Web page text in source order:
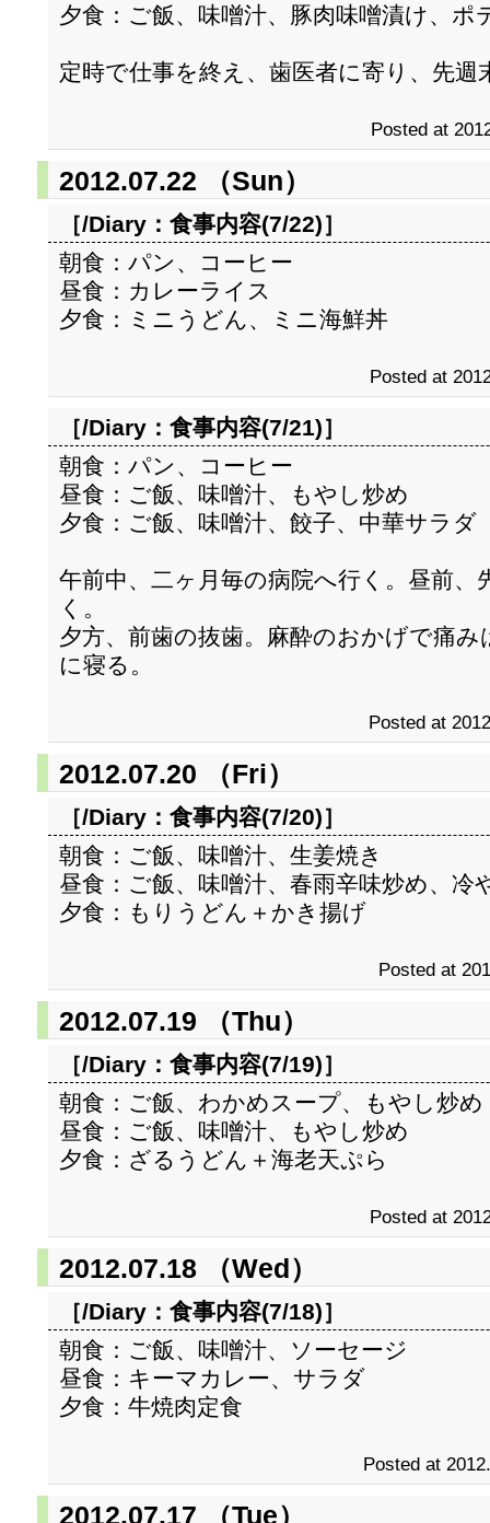
夕食：ご飯、味噌汁、豚肉味噌漬け、ポ
定時で仕事を終え、歯医者に寄り、先
Posted at
2012.07.22 （Sun）
［/Diary： 食事内容(7/22)］
朝食：パン、コーヒー
昼食：カレーライス
夕食：ミニうどん、ミニ海鮮丼
Posted at
［/Diary： 食事内容(7/21)］
朝食：パン、コーヒー
昼食：ご飯、味噌汁、もやし炒め
夕食：ご飯、味噌汁、餃子、中華サラダ
午前中、二ヶ月毎の病院へ行く。昼前、
く。
夕方、前歯の抜歯。麻酔のおかげで痛
に寝る。
Posted at
2012.07.20 （Fri）
［/Diary： 食事内容(7/20)］
朝食：ご飯、味噌汁、生姜焼き
昼食：ご飯、味噌汁、春雨辛味炒め、冷
夕食：もりうどん＋かき揚げ
Posted at
2012.07.19 （Thu）
［/Diary： 食事内容(7/19)］
朝食：ご飯、わかめスープ、もやし炒め
昼食：ご飯、味噌汁、もやし炒め
夕食：ざるうどん＋海老天ぷら
Posted at
2012.07.18 （Wed）
［/Diary： 食事内容(7/18)］
朝食：ご飯、味噌汁、ソーセージ
昼食：キーマカレー、サラダ
夕食：牛焼肉定食
Posted at
2012.07.17 （Tue）